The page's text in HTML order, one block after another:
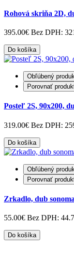
Rohová skriňa 2D,
395.00€ Bez DPH:
Do košíka
Obľúbený
Porovnať
Posteľ 2S, 90x200,
319.00€ Bez DPH:
Do košíka
Obľúbený
Porovnať
Zrkadlo, dub
55.00€ Bez DPH:
Do košíka